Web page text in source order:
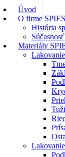
Úvod
O firme
História
Súčasnosť
Materiály